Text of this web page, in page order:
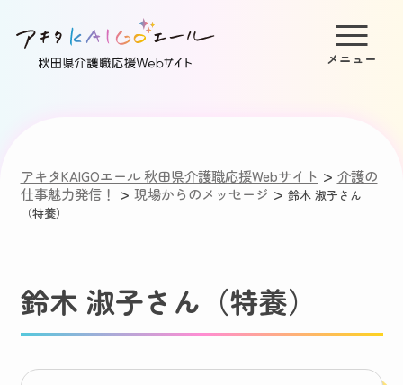
アキタKAIGOエール 秋田県介護職応援Webサイト > 介護の
仕事魅力発信！ > 現場からのメッセージ > 鈴木 淑子さん
（特養）
鈴木 淑子さん（特養）